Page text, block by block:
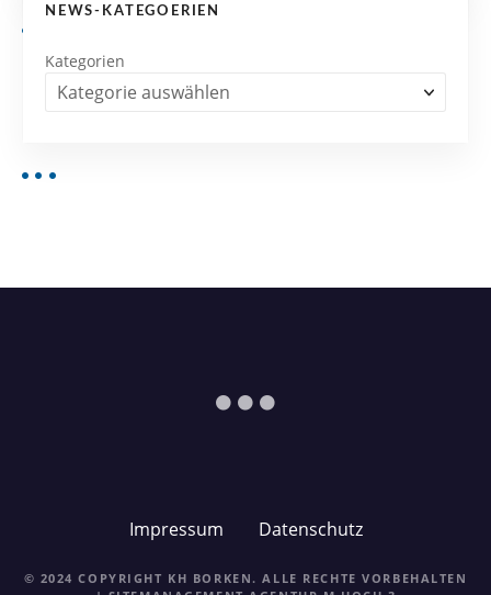
NEWS-KATEGOERIEN
Kategorien
Impressum Datenschutz
© 2024 COPYRIGHT KH BORKEN. ALLE RECHTE VORBEHALTEN